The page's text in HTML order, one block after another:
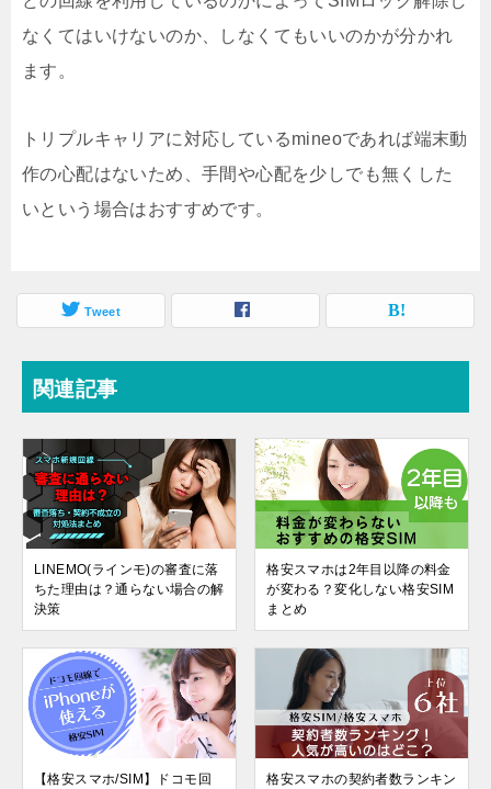
なくてはいけないのか、しなくてもいいのかが分かれ
ます。
トリプルキャリアに対応しているmineoであれば端末動
作の心配はないため、手間や心配を少しでも無くした
いという場合はおすすめです。
Tweet
関連記事
LINEMO(ラインモ)の審査に落
ちた理由は？通らない場合の解
決策
格安スマホは2年目以降の料金
が変わる？変化しない格安SIM
まとめ
【格安スマホ/SIM】ドコモ回
格安スマホの契約者数ランキン